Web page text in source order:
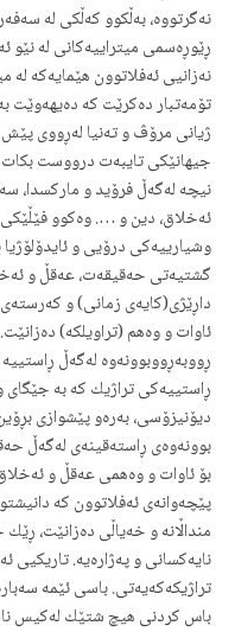
نەگرتووە، بەڵكوو كەڵكی لە
ڕێوڕەسمی میتراییەكانی لە نێو
نەزانیی ئەفلاتوون هێمایەكە لە
تۆمەتبار دەكرێت كە دەیهەوێت
ژیانی مرۆڤ و تەنیا لەڕووی پێش
نیچە لەگەڵ فرۆید و ماركسدا،
ئەخلاق، دین و …. وەكوو فێڵێكی
وشیارییەكی درۆیی‌ و ئایدۆلۆژیا
گشتیەتی حەقیقەت، عەقڵ و
داڕێژی(كایەی زمانی) و
ئاوات و وەهم (تراویلكە)
ڕووبەڕووبوونەوە لەگەڵ
ڕاستییەكی تراژیك كە بە
دیۆنیزۆسی، بەرەو پێشوازی
بوونەوەی ڕاستەقینەی لەگەڵ
بۆ ئاوات و وەهمی عەقڵ و
پێچەوانەی ئەفلاتوون كە
منداڵانە و خەیاڵی دەزانێت،
نایەكسانی و پەژارەیە.
تراژیكەكەیەتی. باسی ئێمە
باس كردنی هیچ شتێك لەكیس